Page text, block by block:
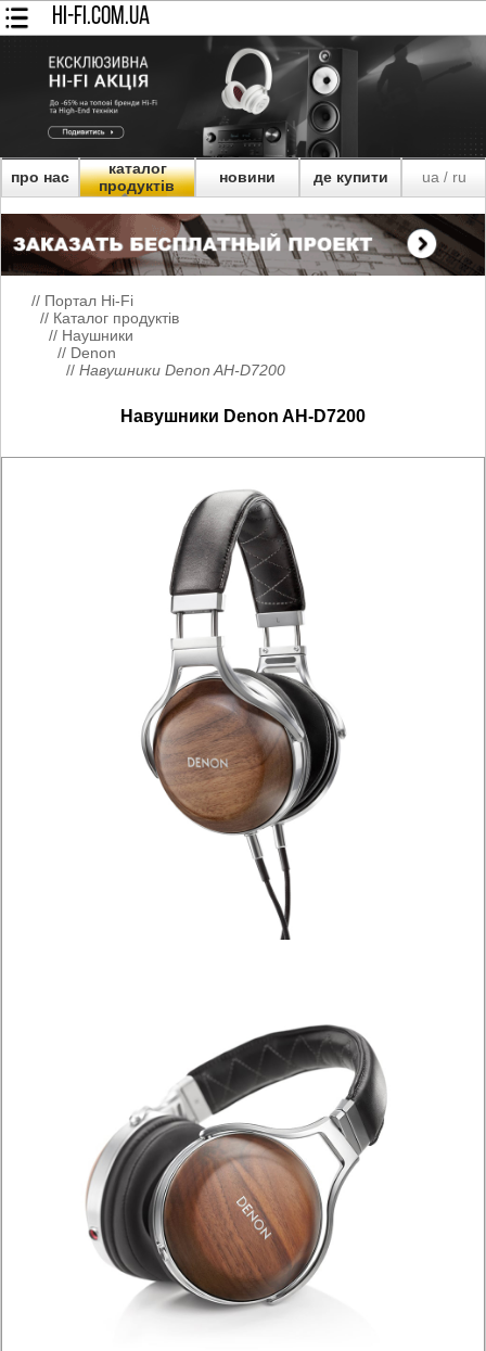
HI-FI.COM.UA
про нас
каталог
продуктів
новини де купити ua/ ru
// Портал Hi-Fi
// Каталог продуктів
// Наушники
// Denon
// Навушники Denon AH-D7200
Навушники Denon AH-D7200